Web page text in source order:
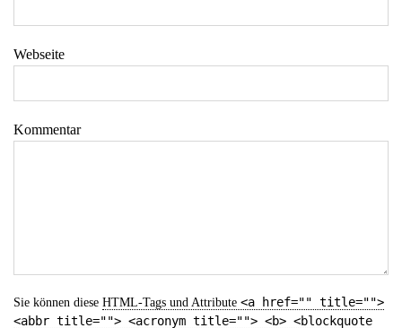
Webseite
Kommentar
Sie können diese HTML-Tags und Attribute <a href="" title="">
<abbr title=""> <acronym title=""> <b> <blockquote